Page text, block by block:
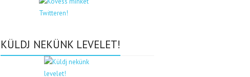
KÜLDJ NEKÜNK LEVELET!